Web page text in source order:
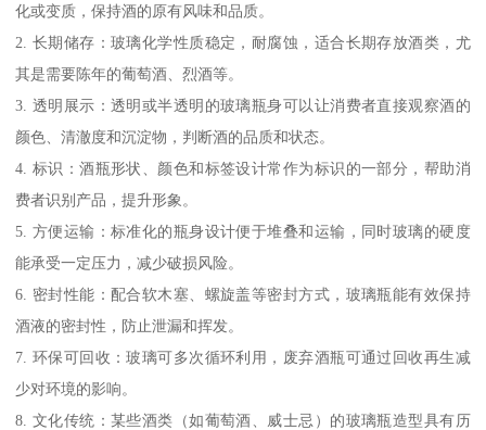
化或变质，保持酒的原有风味和品质。
2. 长期储存：玻璃化学性质稳定，耐腐蚀，适合长期存放酒类，尤
其是需要陈年的葡萄酒、烈酒等。
3. 透明展示：透明或半透明的玻璃瓶身可以让消费者直接观察酒的
颜色、清澈度和沉淀物，判断酒的品质和状态。
4. 标识：酒瓶形状、颜色和标签设计常作为标识的一部分，帮助消
费者识别产品，提升形象。
5. 方便运输：标准化的瓶身设计便于堆叠和运输，同时玻璃的硬度
能承受一定压力，减少破损风险。
6. 密封性能：配合软木塞、螺旋盖等密封方式，玻璃瓶能有效保持
酒液的密封性，防止泄漏和挥发。
7. 环保可回收：玻璃可多次循环利用，废弃酒瓶可通过回收再生减
少对环境的影响。
8. 文化传统：某些酒类（如葡萄酒、威士忌）的玻璃瓶造型具有历